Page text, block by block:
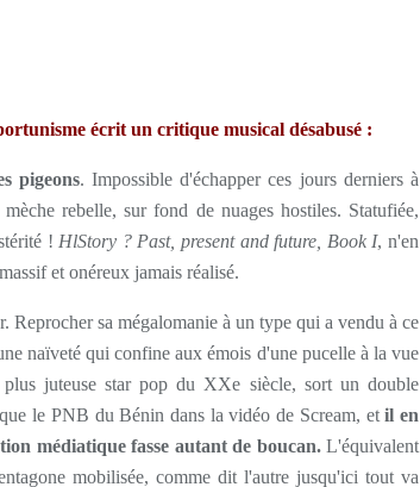
écrit un critique musical désabusé :
pigeons. Impossible d'échapper ces jours derniers à
rebelle, sur fond de nuages hostiles. Statufiée,
! HlStory ? Past, present and future, Book I, n'en
et onéreux jamais réalisé.
Reprocher sa mégalomanie à un type qui a vendu à ce
naïveté qui confine aux émois d'une pucelle à la vue
juteuse star pop du XXe siècle, sort un double
le PNB du Bénin dans la vidéo de Scream, etil en
médiatique fasse autant de boucan.L'équivalent
mobilisée, comme dit l'autre jusqu'ici tout va